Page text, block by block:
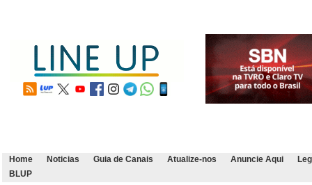
Home Noticias Guia de Canais Atualize-nos Anuncie Aqui
BLUP